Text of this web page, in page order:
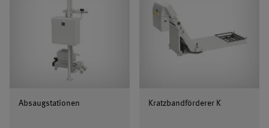
Absaugstationen Kratzbandförderer K